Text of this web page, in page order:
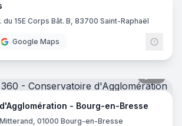
du 15E Corps Bât. B, 83700 Saint-Raphaël
Google Maps
- Bourg-en-Bresse
Mitterand, 01000 Bourg-en-Bresse